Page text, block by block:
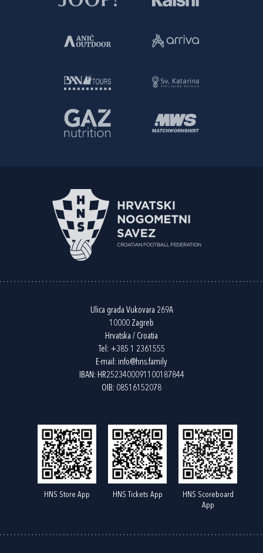
Ulica grada Vukovara 269A
10000 Zagreb
Hrvatska / Croatia
Tel: +385 1 2361555
E-mail: info@hns.family
IBAN: HR2523400091100187844
OIB: 08516152078
HNS Store App HNS Tickets App
HNS Scoreboard
App